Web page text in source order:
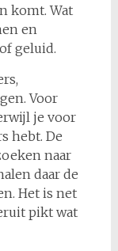
komt. Wat
en
geluid.
Voor
je voor
hebt. De
naar
daar de
Het is net
pikt wat